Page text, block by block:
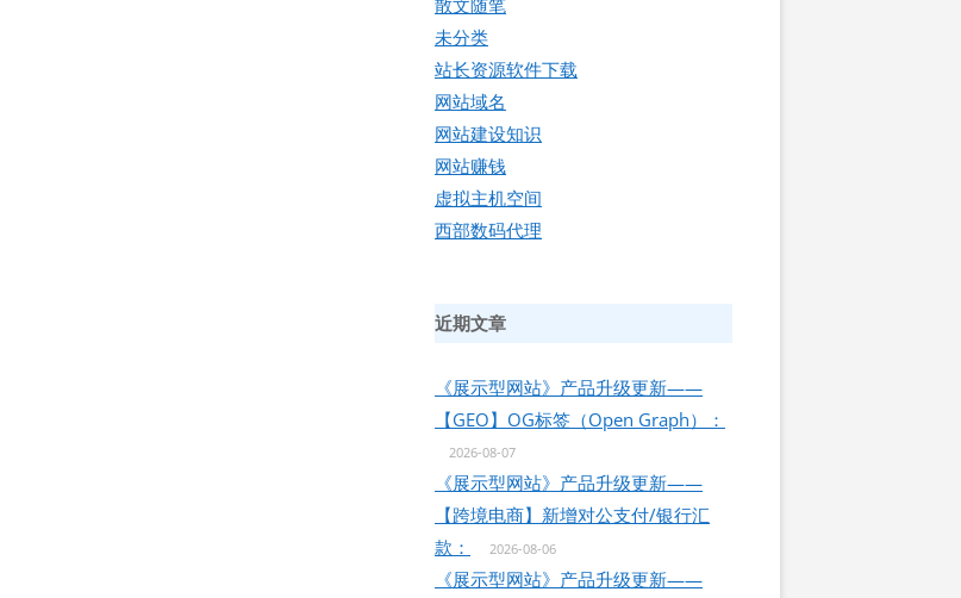
散文随笔
未分类
站长资源软件下载
网站域名
网站建设知识
网站赚钱
虚拟主机空间
西部数码代理
近期文章
《展示型网站》产品升级更新——
【GEO】OG标签（Open Graph）：
2026-08-07
《展示型网站》产品升级更新——
【跨境电商】新增对公支付/银行汇
款：
2026-08-06
《展示型网站》产品升级更新——